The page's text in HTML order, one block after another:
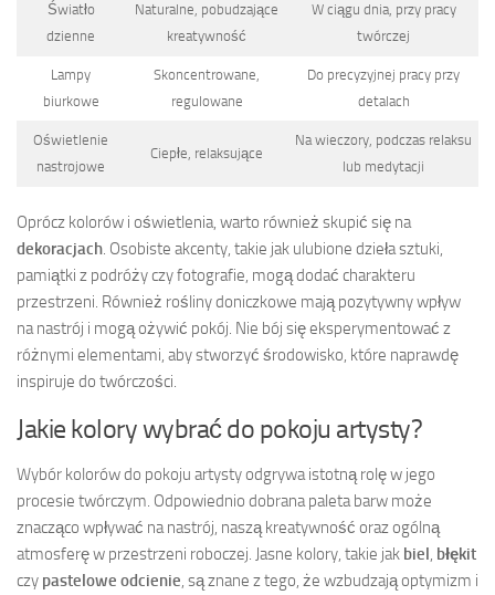
Światło
dzienne
Naturalne, pobudzające
kreatywność
W ciągu dnia, przy pracy
twórczej
Lampy
biurkowe
Skoncentrowane,
regulowane
Do precyzyjnej pracy przy
detalach
Oświetlenie
nastrojowe
Ciepłe, relaksujące
Na wieczory, podczas relaksu
lub medytacji
Oprócz kolorów i oświetlenia, warto również skupić się na
dekoracjach. Osobiste akcenty, takie jak ulubione dzieła sztuki,
pamiątki z podróży czy fotografie, mogą dodać charakteru
przestrzeni. Również rośliny doniczkowe mają pozytywny wpływ
na nastrój i mogą ożywić pokój. Nie bój się eksperymentować z
różnymi elementami, aby stworzyć środowisko, które naprawdę
inspiruje do twórczości.
Jakie kolory wybrać do pokoju artysty?
Wybór kolorów do pokoju artysty odgrywa istotną rolę w jego
procesie twórczym. Odpowiednio dobrana paleta barw może
znacząco wpływać na nastrój, naszą kreatywność oraz ogólną
atmosferę w przestrzeni roboczej. Jasne kolory, takie jak biel, błękit
czy pastelowe odcienie, są znane z tego, że wzbudzają optymizm i